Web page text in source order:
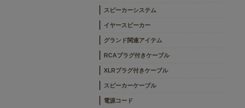
スピーカーシステム
イヤースピーカー
グランド関連アイテム
RCAプラグ付きケーブル
XLRプラグ付きケーブル
スピーカーケーブル
電源コード